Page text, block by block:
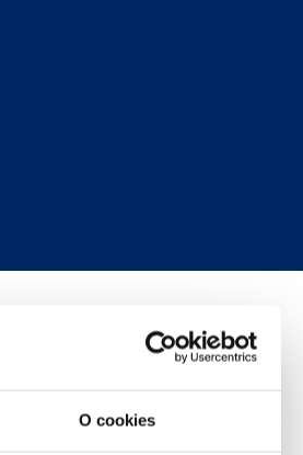
O cookies